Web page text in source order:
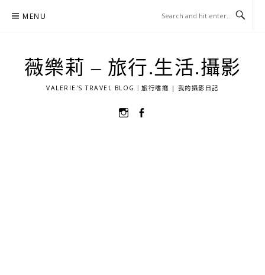
MENU
薇樂莉 – 旅行.生活.攝影
VALERIE'S TRAVEL BLOG｜旅行嗜癮 | 我的攝影日記
選